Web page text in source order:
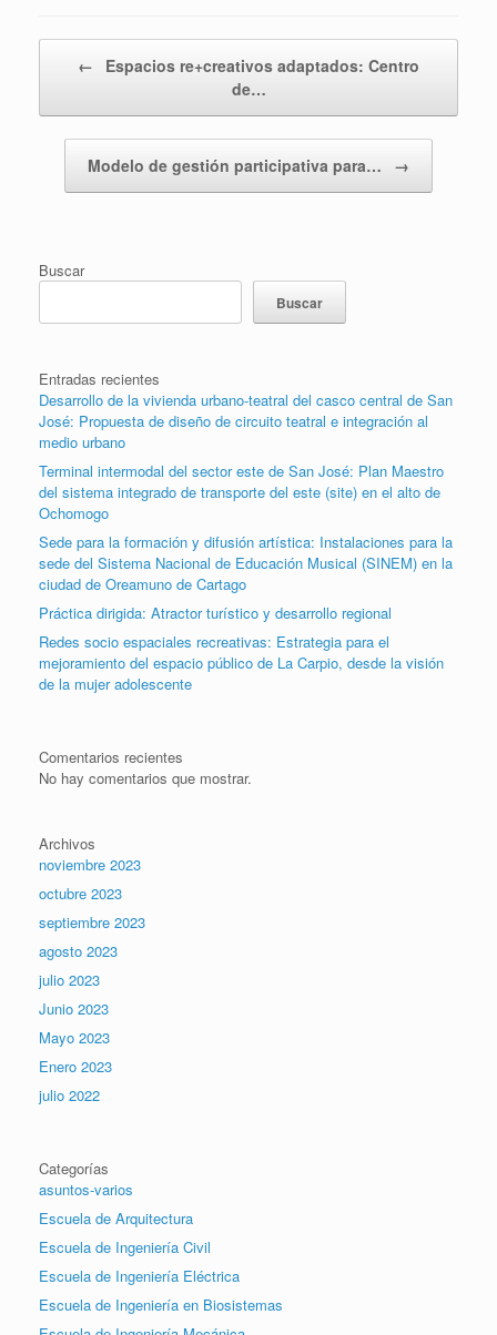
←
Espacios re+creativos adaptados: Centro
de…
Modelo de gestión participativa para… →
Buscar
Buscar
Entradas recientes
Desarrollo de la vivienda urbano-teatral del casco central de San
José: Propuesta de diseño de circuito teatral e integración al
medio urbano
Terminal intermodal del sector este de San José: Plan Maestro
del sistema integrado de transporte del este (site) en el alto de
Ochomogo
Sede para la formación y difusión artística: Instalaciones para la
sede del Sistema Nacional de Educación Musical (SINEM) en la
ciudad de Oreamuno de Cartago
Práctica dirigida: Atractor turístico y desarrollo regional
Redes socio espaciales recreativas: Estrategia para el
mejoramiento del espacio público de La Carpio, desde la visión
de la mujer adolescente
Comentarios recientes
No hay comentarios que mostrar.
Archivos
noviembre 2023
octubre 2023
septiembre 2023
agosto 2023
julio 2023
Junio 2023
Mayo 2023
Enero 2023
julio 2022
Categorías
asuntos-varios
Escuela de Arquitectura
Escuela de Ingeniería Civil
Escuela de Ingeniería Eléctrica
Escuela de Ingeniería en Biosistemas